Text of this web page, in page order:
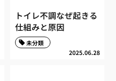
トイレ不調なぜ起きる
仕組みと原因
2025.06.28
未分類